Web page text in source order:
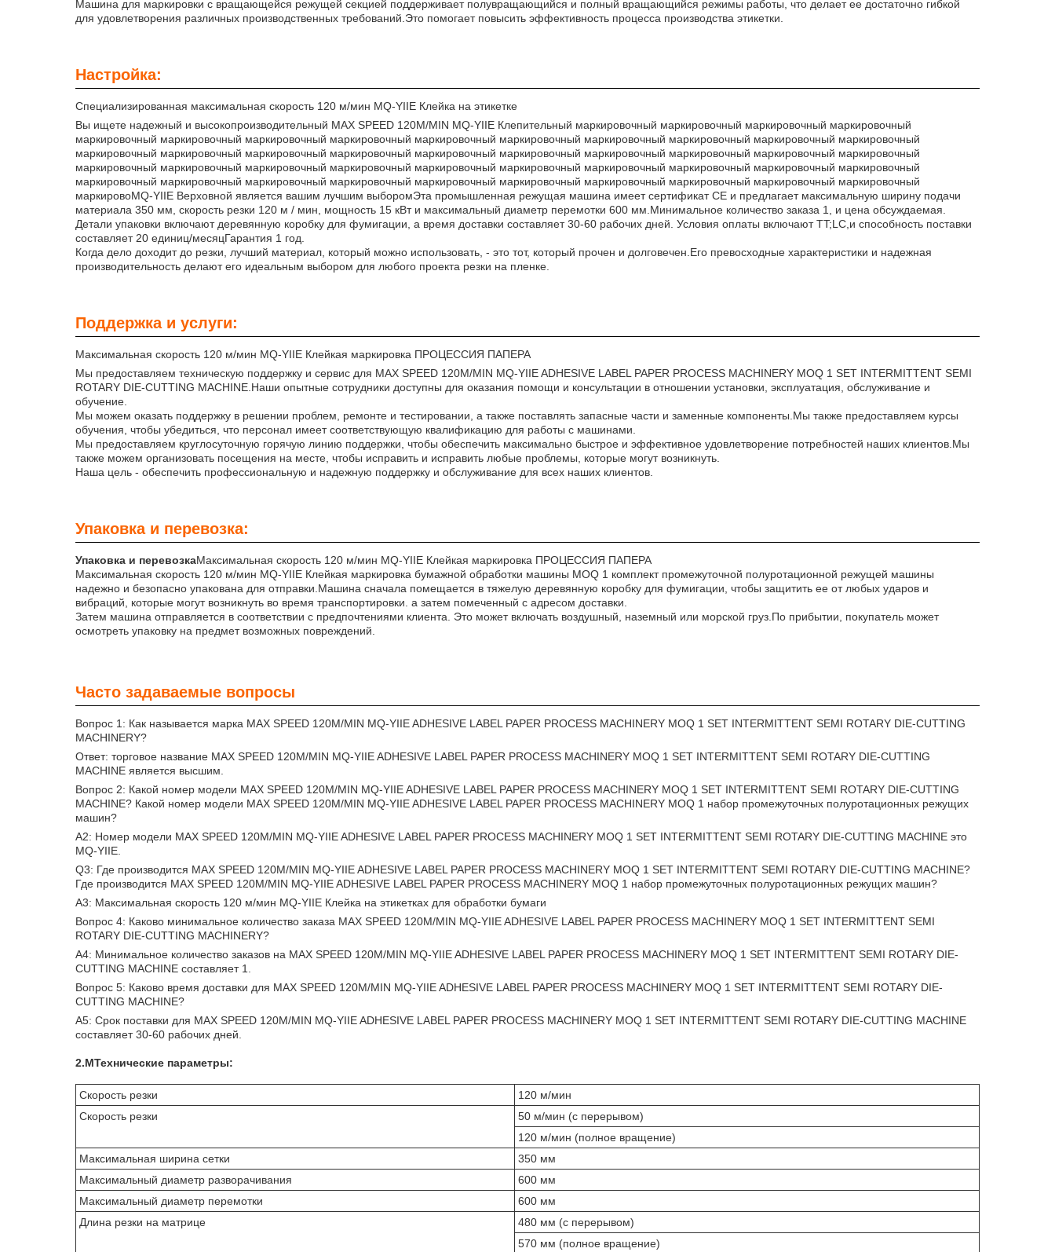
Машина для маркировки с вращающейся режущей секцией поддерживает полувращающийся и полный вращающийся режимы работы, что делает ее достаточно гибкой
для удовлетворения различных производственных требований.Это помогает повысить эффективность процесса производства этикетки.
Настройка:
Специализированная максимальная скорость 120 м/мин MQ-YIIE Клейка на этикетке
Вы ищете надежный и высокопроизводительный MAX SPEED 120M/MIN MQ-YIIE Клепительный маркировочный маркировочный маркировочный маркировочный
маркировочный маркировочный маркировочный маркировочный маркировочный маркировочный маркировочный маркировочный маркировочный маркировочный
маркировочный маркировочный маркировочный маркировочный маркировочный маркировочный маркировочный маркировочный маркировочный маркировочный
маркировочный маркировочный маркировочный маркировочный маркировочный маркировочный маркировочный маркировочный маркировочный маркировочный
маркировочный маркировочный маркировочный маркировочный маркировочный маркировочный маркировочный маркировочный маркировочный маркировочный
маркировоMQ-YIIE Верховной является вашим лучшим выборомЭта промышленная режущая машина имеет сертификат CE и предлагает максимальную ширину подачи
материала 350 мм, скорость резки 120 м / мин, мощность 15 кВт и максимальный диаметр перемотки 600 мм.Минимальное количество заказа 1, и цена обсуждаемая.
Детали упаковки включают деревянную коробку для фумигации, а время доставки составляет 30-60 рабочих дней. Условия оплаты включают TT;LC,и способность поставки
составляет 20 единиц/месяцГарантия 1 год.
Когда дело доходит до резки, лучший материал, который можно использовать, - это тот, который прочен и долговечен.Его превосходные характеристики и надежная
производительность делают его идеальным выбором для любого проекта резки на пленке.
Поддержка и услуги:
Максимальная скорость 120 м/мин MQ-YIIE Клейкая маркировка ПРОЦЕССИЯ ПАПЕРА
Мы предоставляем техническую поддержку и сервис для MAX SPEED 120M/MIN MQ-YIIE ADHESIVE LABEL PAPER PROCESS MACHINERY MOQ 1 SET INTERMITTENT SEMI
ROTARY DIE-CUTTING MACHINE.Наши опытные сотрудники доступны для оказания помощи и консультации в отношении установки, эксплуатация, обслуживание и
обучение.
Мы можем оказать поддержку в решении проблем, ремонте и тестировании, а также поставлять запасные части и заменные компоненты.Мы также предоставляем курсы
обучения, чтобы убедиться, что персонал имеет соответствующую квалификацию для работы с машинами.
Мы предоставляем круглосуточную горячую линию поддержки, чтобы обеспечить максимально быстрое и эффективное удовлетворение потребностей наших клиентов.Мы
также можем организовать посещения на месте, чтобы исправить и исправить любые проблемы, которые могут возникнуть.
Наша цель - обеспечить профессиональную и надежную поддержку и обслуживание для всех наших клиентов.
Упаковка и перевозка:
Упаковка и перевозкаМаксимальная скорость 120 м/мин MQ-YIIE Клейкая маркировка ПРОЦЕССИЯ ПАПЕРА
Максимальная скорость 120 м/мин MQ-YIIE Клейкая маркировка бумажной обработки машины MOQ 1 комплект промежуточной полуротационной режущей машины
надежно и безопасно упакована для отправки.Машина сначала помещается в тяжелую деревянную коробку для фумигации, чтобы защитить ее от любых ударов и
вибраций, которые могут возникнуть во время транспортировки. а затем помеченный с адресом доставки.
Затем машина отправляется в соответствии с предпочтениями клиента. Это может включать воздушный, наземный или морской груз.По прибытии, покупатель может
осмотреть упаковку на предмет возможных повреждений.
Часто задаваемые вопросы
Вопрос 1: Как называется марка MAX SPEED 120M/MIN MQ-YIIE ADHESIVE LABEL PAPER PROCESS MACHINERY MOQ 1 SET INTERMITTENT SEMI ROTARY DIE-CUTTING
MACHINERY?
Ответ: торговое название MAX SPEED 120M/MIN MQ-YIIE ADHESIVE LABEL PAPER PROCESS MACHINERY MOQ 1 SET INTERMITTENT SEMI ROTARY DIE-CUTTING
MACHINE является высшим.
Вопрос 2: Какой номер модели MAX SPEED 120M/MIN MQ-YIIE ADHESIVE LABEL PAPER PROCESS MACHINERY MOQ 1 SET INTERMITTENT SEMI ROTARY DIE-CUTTING
MACHINE? Какой номер модели MAX SPEED 120M/MIN MQ-YIIE ADHESIVE LABEL PAPER PROCESS MACHINERY MOQ 1 набор промежуточных полуротационных режущих
машин?
A2: Номер модели MAX SPEED 120M/MIN MQ-YIIE ADHESIVE LABEL PAPER PROCESS MACHINERY MOQ 1 SET INTERMITTENT SEMI ROTARY DIE-CUTTING MACHINE это
MQ-YIIE.
Q3: Где производится MAX SPEED 120M/MIN MQ-YIIE ADHESIVE LABEL PAPER PROCESS MACHINERY MOQ 1 SET INTERMITTENT SEMI ROTARY DIE-CUTTING MACHINE?
Где производится MAX SPEED 120M/MIN MQ-YIIE ADHESIVE LABEL PAPER PROCESS MACHINERY MOQ 1 набор промежуточных полуротационных режущих машин?
A3: Максимальная скорость 120 м/мин MQ-YIIE Клейка на этикетках для обработки бумаги
Вопрос 4: Каково минимальное количество заказа MAX SPEED 120M/MIN MQ-YIIE ADHESIVE LABEL PAPER PROCESS MACHINERY MOQ 1 SET INTERMITTENT SEMI
ROTARY DIE-CUTTING MACHINERY?
A4: Минимальное количество заказов на MAX SPEED 120M/MIN MQ-YIIE ADHESIVE LABEL PAPER PROCESS MACHINERY MOQ 1 SET INTERMITTENT SEMI ROTARY DIE-
CUTTING MACHINE составляет 1.
Вопрос 5: Каково время доставки для MAX SPEED 120M/MIN MQ-YIIE ADHESIVE LABEL PAPER PROCESS MACHINERY MOQ 1 SET INTERMITTENT SEMI ROTARY DIE-
CUTTING MACHINE?
A5: Срок поставки для MAX SPEED 120M/MIN MQ-YIIE ADHESIVE LABEL PAPER PROCESS MACHINERY MOQ 1 SET INTERMITTENT SEMI ROTARY DIE-CUTTING MACHINE
составляет 30-60 рабочих дней.
2.МТехнические параметры:
Скорость резки
120 м/мин
Скорость резки
50 м/мин (с перерывом)
120 м/мин (полное вращение)
Максимальная ширина сетки
350 мм
Максимальный диаметр разворачивания
600 мм
Максимальный диаметр перемотки
600 мм
Длина резки на матрице
480 мм (с перерывом)
570 мм (полное вращение)